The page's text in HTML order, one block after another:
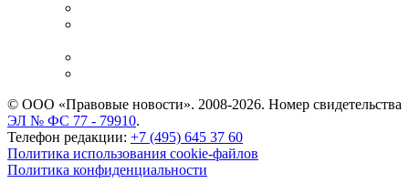
© ООО «Правовые новости». 2008-2026. Номер свидетельства
ЭЛ № ФС 77 - 79910.
Телефон редакции: +7 (495) 645 37 60
Политика использования cookie-файлов
Политика конфиденциальности